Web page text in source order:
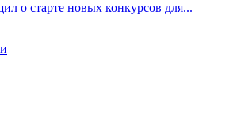
о старте новых конкурсов для...